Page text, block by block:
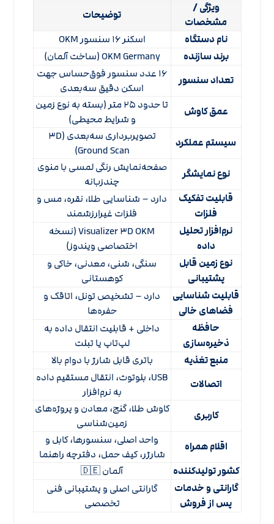
ویژگی /
مشخصات
توضیحات
نام دستگاه
اسکنر ۱۶ سنسور OKM
برند سازنده OKM Germany (ساخت آلمان)
تعداد سنسور
۱۶ عدد سنسور فوق‌حساس جهت
اسکن دقیق سه‌بعدی
عمق کاوش
تا حدود ۲۵ متر (بسته به نوع زمین
و شرایط محیطی)
سیستم عملکرد
تصویربرداری سه‌بعدی (۳D
Ground Scan)
نوع نمایشگر
صفحه‌نمایش رنگی لمسی با منوی
چندزبانه
قابلیت تفکیک
فلزات
دارد – شناسایی طلا، نقره، مس و
فلزات غیرارزشمند
نرم‌افزار تحلیل
داده
Visualizer ۳D OKM (نسخه
اختصاصی ویندوز)
نوع زمین قابل
پشتیبانی
سنگی، شنی، معدنی، خاکی و
کوهستانی
قابلیت شناسایی
فضاهای خالی
دارد – تشخیص تونل، اتاقک و
حفره‌ها
حافظه
ذخیره‌سازی
داخلی + قابلیت انتقال داده به
لپ‌تاپ یا تبلت
منبع تغذیه باتری قابل شارژ با دوام بالا
اتصالات
USB، بلوتوث، انتقال مستقیم داده
به نرم‌افزار
کاربری
کاوش طلا، گنج، معادن و پروژه‌های
زمین‌شناسی
اقلام همراه
واحد اصلی، سنسورها، کابل و
شارژر، کیف حمل، دفترچه راهنما
کشور تولیدکننده آلمان 🇩🇪
گارانتی و خدمات
پس از فروش
گارانتی اصلی و پشتیبانی فنی
تخصصی